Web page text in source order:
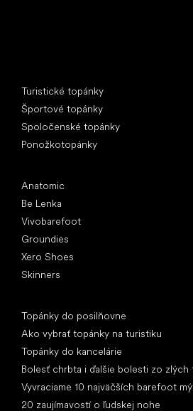
Turistické topánky
Športové topánky
Spoločenské topánky
Ponožkotopánky
Anatomic
Be Lenka
Vivobarefoot
Groundies
Xero Shoes
Skinners
Topánky do posilňovne
Ako vybrať topánky na turistiku
Topánky do kancelárie
Bolesť chrbta i ďalšie bolesti zo zlých
Vyvraciame 10 najväčších barefoot
20 zaujímavostí o ľudskej nohe